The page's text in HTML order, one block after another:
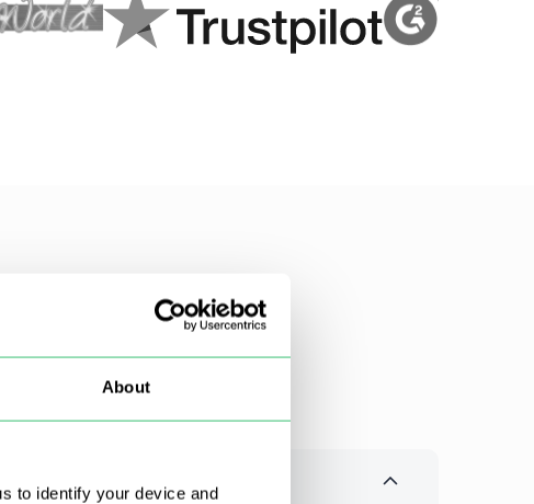
About
to identify your device and